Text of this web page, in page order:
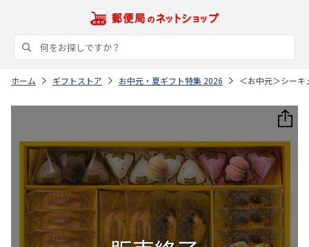
ホーム ギフトストア お中元・夏ギフト特集 2026 ＜お中元＞シー